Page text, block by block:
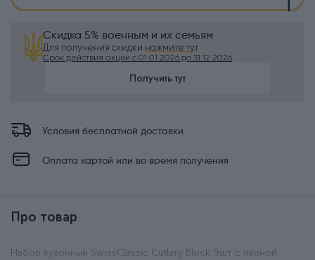
Скидка 5% военным и их семьям
Для получения скидки нажмите тут
Срок действия акции с 01.01.2026 до 31.12.2026
Получить тут
Условия бесплатной доставки
Оплата картой или во время получения
Про товар
Набор кухонный SwissClassic Cutlery Block 9шт с черной